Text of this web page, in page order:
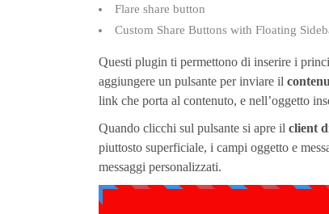
Flare share button
Custom Share Buttons with Floating
Questi plugin ti permettono di inserire i
aggiungere un pulsante per inviare il
link che porta al contenuto, e nell’oggetto
Quando clicchi sul pulsante si apre il client
piuttosto superficiale, i campi oggetto e
messaggi personalizzati.